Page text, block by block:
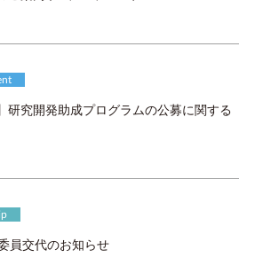
研究開発助成プログラムの公募に関する
員交代のお知らせ